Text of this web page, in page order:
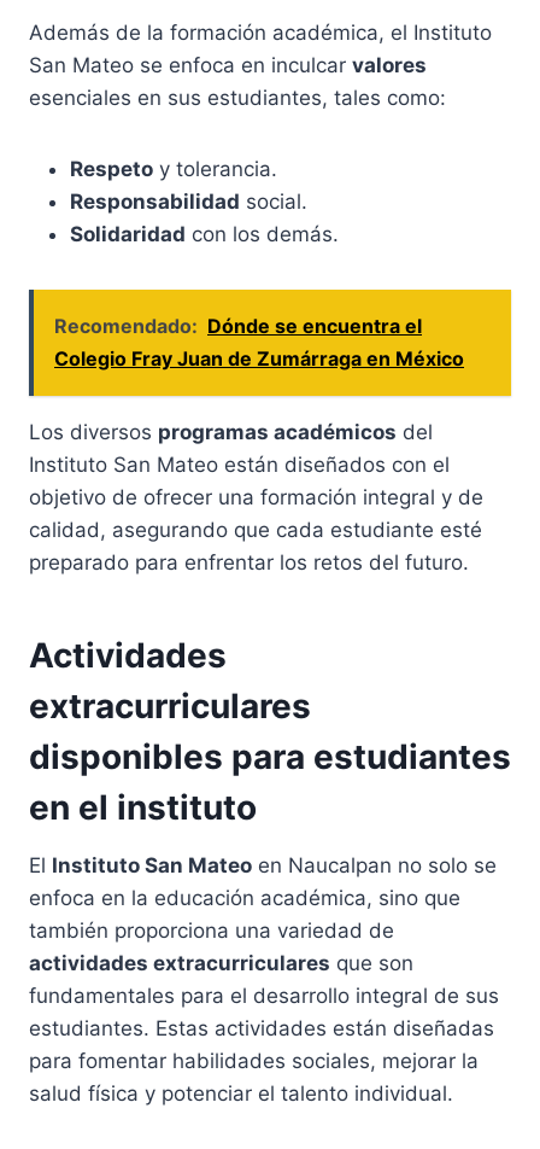
Además de la formación académica, el Instituto
San Mateo se enfoca en inculcar valores
esenciales en sus estudiantes, tales como:
Respeto y tolerancia.
Responsabilidad social.
Solidaridad con los demás.
Recomendado: Dónde se encuentra el
Colegio Fray Juan de Zumárraga en México
Los diversos programas académicos del
Instituto San Mateo están diseñados con el
objetivo de ofrecer una formación integral y de
calidad, asegurando que cada estudiante esté
preparado para enfrentar los retos del futuro.
Actividades
extracurriculares
disponibles para estudiantes
en el instituto
El Instituto San Mateo en Naucalpan no solo se
enfoca en la educación académica, sino que
también proporciona una variedad de
actividades extracurriculares que son
fundamentales para el desarrollo integral de sus
estudiantes. Estas actividades están diseñadas
para fomentar habilidades sociales, mejorar la
salud física y potenciar el talento individual.